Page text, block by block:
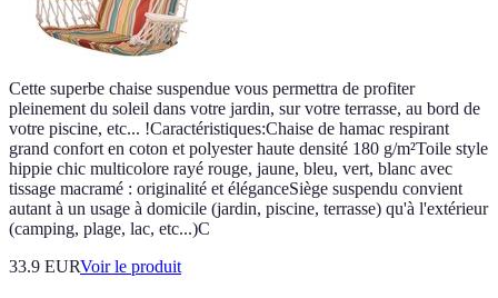
Cette superbe chaise suspendue vous permettra de profiter
pleinement du soleil dans votre jardin, sur votre terrasse, au bord de
votre piscine, etc... !Caractéristiques:Chaise de hamac respirant
grand confort en coton et polyester haute densité 180 g/m²Toile style
hippie chic multicolore rayé rouge, jaune, bleu, vert, blanc avec
tissage macramé : originalité et éléganceSiège suspendu convient
autant à un usage à domicile (jardin, piscine, terrasse) qu'à l'extérieur
(camping, plage, lac, etc...)C
33.9 EURVoir le produit